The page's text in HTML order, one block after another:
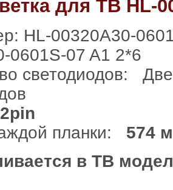
для ТВ HL-
HL-00320A30-
0601S-07 A1 2*6
светодиодов:
2pin
планки: 574
в ТВ